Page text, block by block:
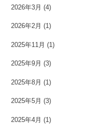
2026年3月 (4)
2026年2月 (1)
2025年11月 (1)
2025年9月 (3)
2025年8月 (1)
2025年5月 (3)
2025年4月 (1)